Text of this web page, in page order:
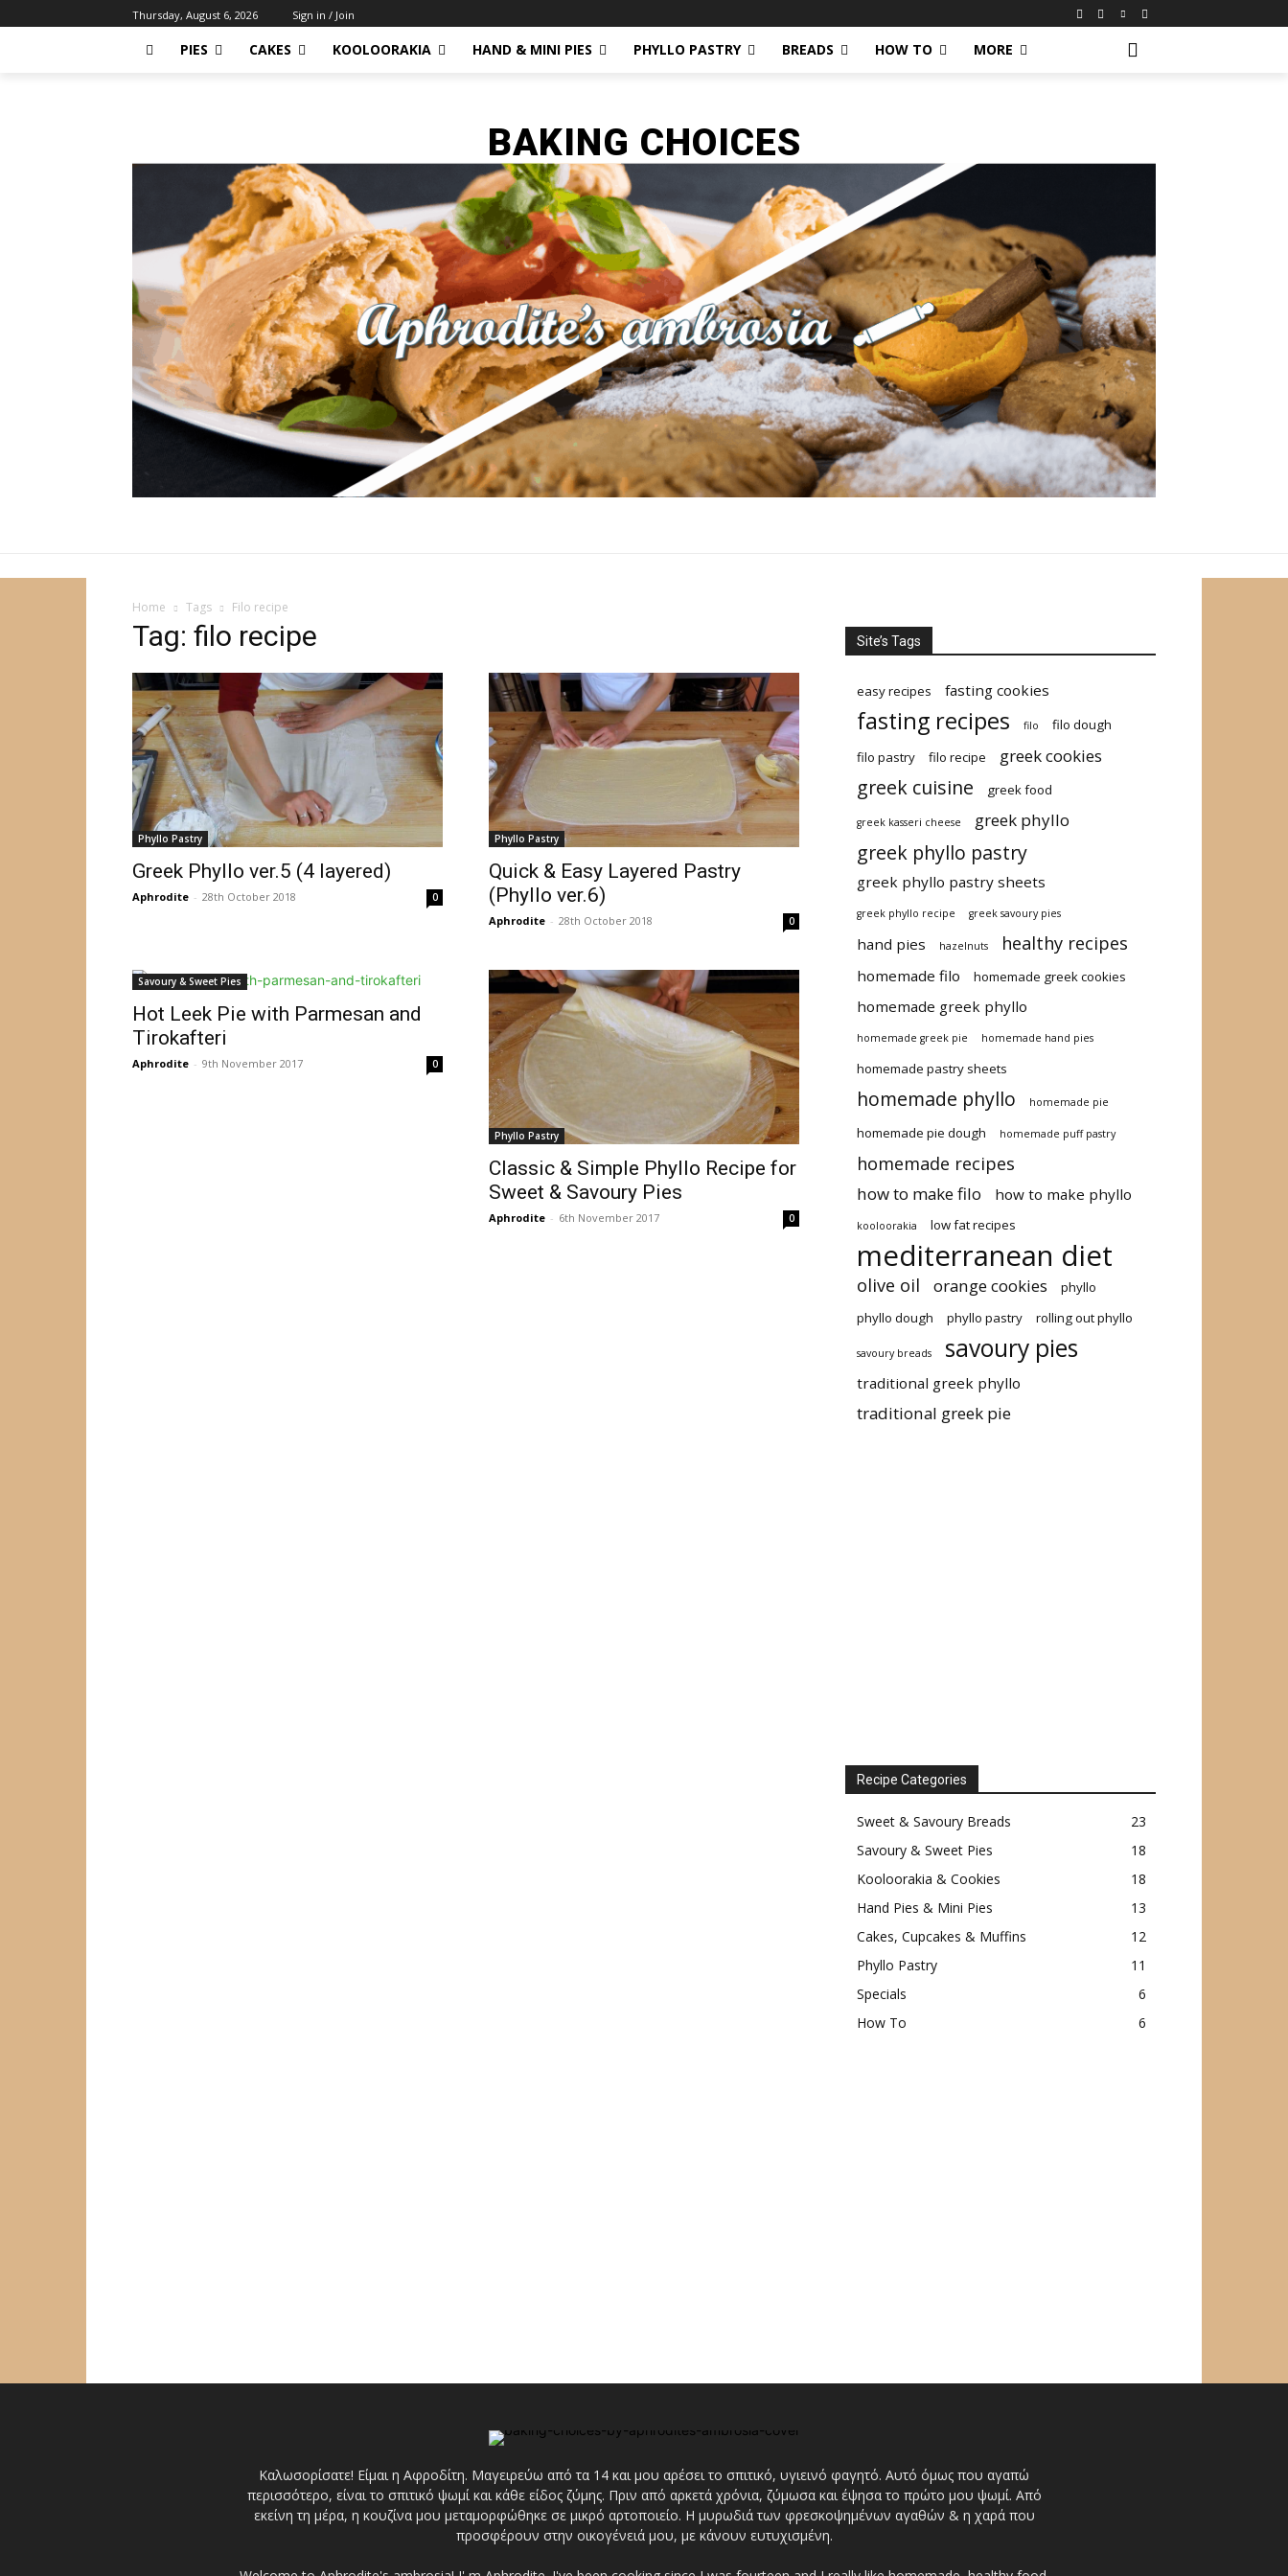
Thursday, August 6, 2026 Sign in / Join
PIES CAKES KOOLOORAKIA HAND & MINI PIES PHYLLO PASTRY BREADS HOW TO MORE
BAKING CHOICES
Home Tags Filo recipe
Tag: filo recipe
Phyllo Pastry
Greek Phyllo ver.5 (4 layered)
Aphrodite - 28th October 2018 0
Phyllo Pastry
Quick & Easy Layered Pastry
(Phyllo ver.6)
Aphrodite - 28th October 2018 0
Savoury & Sweet Pies
Hot Leek Pie with Parmesan and
Tirokafteri
Aphrodite - 9th November 2017 0
Phyllo Pastry
Classic & Simple Phyllo Recipe for
Sweet & Savoury Pies
Aphrodite - 6th November 2017 0
Site’s Tags
easy recipes fasting cookies
fasting recipes filo
filo dough
filo pastry
filo recipe greek cookies
greek cuisine greek food
greek kasseri cheese greek phyllo
greek phyllo pastry
greek phyllo pastry sheets
greek phyllo recipe greek savoury pies
hand pies hazelnuts healthy recipes
homemade filo homemade greek cookies
homemade greek phyllo
homemade greek pie homemade hand pies
homemade pastry sheets
homemade phyllo homemade pie
homemade pie dough homemade puff pastry
homemade recipes
how to make filo how to make phyllo
kooloorakia low fat recipes
mediterranean diet
olive oil orange cookies
phyllo
phyllo dough
phyllo pastry rolling out phyllo
savoury breads savoury pies
traditional greek phyllo
traditional greek pie
Recipe Categories
Sweet & Savoury Breads
23
Savoury & Sweet Pies
18
Kooloorakia & Cookies
18
Hand Pies & Mini Pies
13
Cakes, Cupcakes & Muffins
12
Phyllo Pastry
11
Specials
6
How To
6
Καλωσορίσατε! Είμαι η Αφροδίτη. Μαγειρεύω από τα 14 και μου αρέσει το σπιτικό, υγιεινό φαγητό. Αυτό όμως που αγαπώ
περισσότερο, είναι το σπιτικό ψωμί και κάθε είδος ζύμης. Πριν από αρκετά χρόνια, ζύμωσα και έψησα το πρώτο μου ψωμί. Από
εκείνη τη μέρα, η κουζίνα μου μεταμορφώθηκε σε μικρό αρτοποιείο. Η μυρωδιά των φρεσκοψημένων αγαθών & η χαρά που
προσφέρουν στην οικογένειά μου, με κάνουν ευτυχισμένη.